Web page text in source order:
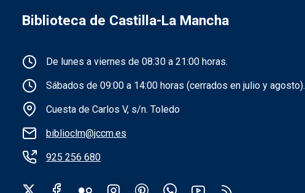
Biblioteca de Castilla-La Mancha
Información de la institución
De lunes a viernes de 08:30 a 21:00 horas.
Sábados de 09:00 a 14:00 horas (cerrados en julio y agosto).
Cuesta de Carlos V, s/n. Toledo
biblioclm@jccm.es
925 256 680